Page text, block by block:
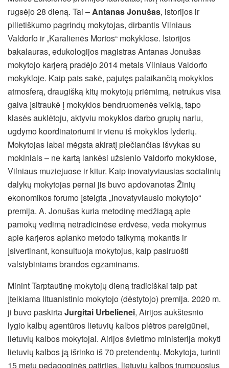
rugsėjo 28 dieną. Tai – Antanas Jonušas, istorijos ir
pilietiškumo pagrindų mokytojas, dirbantis Vilniaus
Valdorfo ir „Karalienės Mortos“ mokyklose. Istorijos
bakalauras, edukologijos magistras Antanas Jonušas
mokytojo karjerą pradėjo 2014 metais Vilniaus Valdorfo
mokykloje. Kaip pats sakė, pajutęs palaikančią mokyklos
atmosferą, draugišką kitų mokytojų priėmimą, netrukus visa
galva įsitraukė į mokyklos bendruomenės veiklą, tapo
klasės auklėtoju, aktyviu mokyklos darbo grupių nariu,
ugdymo koordinatoriumi ir vienu iš mokyklos lyderių.
Mokytojas labai mėgsta akiratį plečiančias išvykas su
mokiniais – ne kartą lankėsi užsienio Valdorfo mokyklose,
Vilniaus muziejuose ir kitur. Kaip inovatyviausias socialinių
dalykų mokytojas pernai jis buvo apdovanotas Žinių
ekonomikos forumo įsteigta „Inovatyviausio mokytojo“
premija. A. Jonušas kuria metodinę medžiagą apie
pamokų vedimą netradicinėse erdvėse, veda mokymus
apie karjeros aplanko metodo taikymą mokantis ir
įsivertinant, konsultuoja mokytojus, kaip pasiruošti
valstybiniams brandos egzaminams.
Minint Tarptautinę mokytojų dieną tradiciškai taip pat
įteikiama lituanistinio mokytojo (dėstytojo) premija. 2020 m.
ji buvo paskirtaJurgitai Urbelienei, Airijos aukštesnio
lygio kalbų agentūros lietuvių kalbos plėtros pareigūnei,
lietuvių kalbos mokytojai. Airijos švietimo ministerija mokyti
lietuvių kalbos ją išrinko iš 70 pretendentų. Mokytoja, turinti
15 metų pedagoginės patirties, lietuvių kalbos trumpuosius